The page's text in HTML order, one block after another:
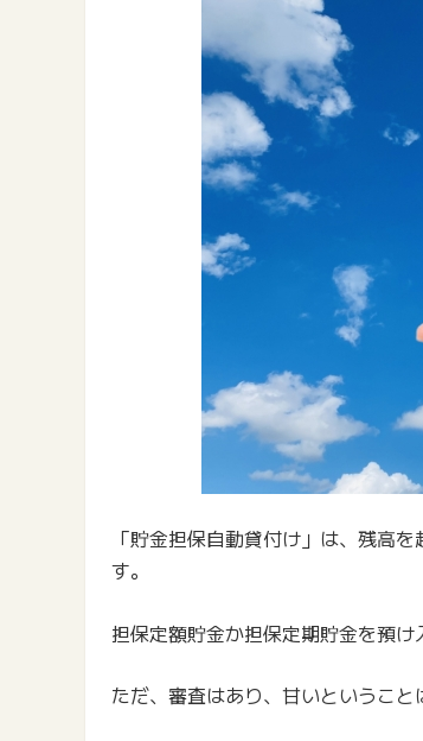
「貯金担保自動貸付け」は、残高
す。
担保定額貯金か担保定期貯金を預
ただ、審査はあり、甘いということ